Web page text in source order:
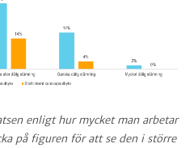
enligt hur mycket man arbetar
på figuren för att se den i större